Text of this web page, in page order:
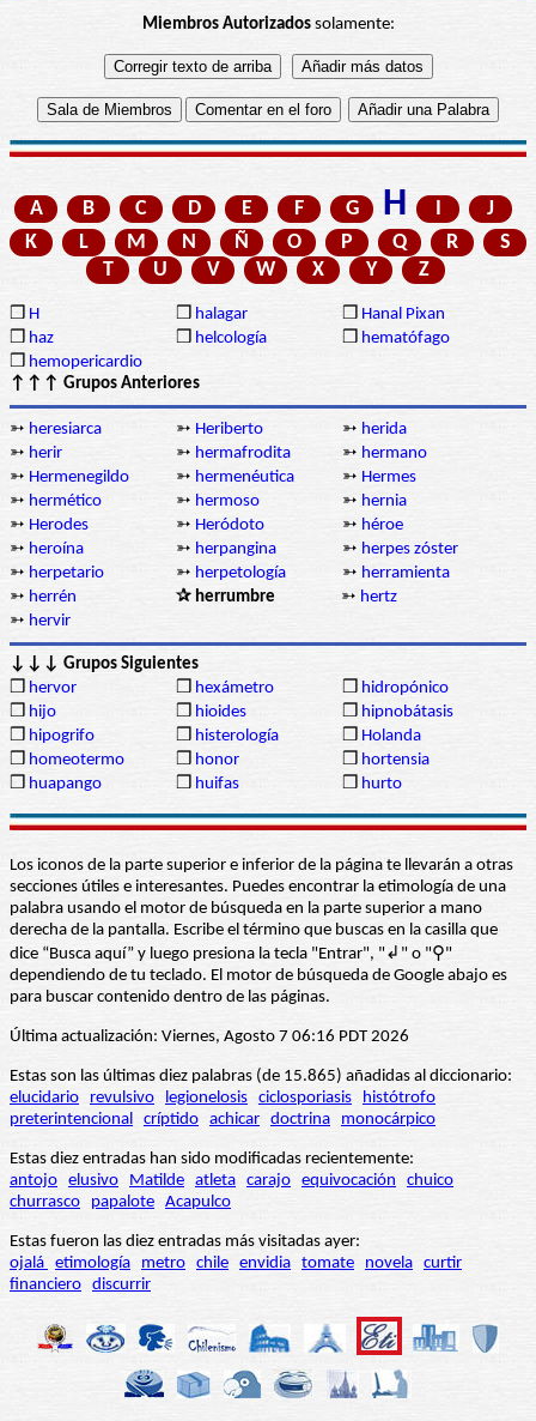
Miembros Autorizadossolamente:
A B C D E F G H I
J
K
L M N Ñ O P Q R
S
T
U V W X Y Z
❒ H ❒ halagar ❒ Hanal Pixan
❒ haz ❒ helcología ❒ hematófago
❒ hemopericardio
↑↑↑ Grupos Anteriores
➳ heresiarca ➳ Heriberto ➳ herida
➳ herir ➳ hermafrodita ➳ hermano
➳ Hermenegildo ➳ hermenéutica ➳ Hermes
➳ hermético ➳ hermoso ➳ hernia
➳ Herodes ➳ Heródoto ➳ héroe
➳ heroína ➳ herpangina ➳ herpes zóster
➳ herpetario ➳ herpetología ➳ herramienta
➳ herrén ✰ herrumbre ➳ hertz
➳ hervir
↓↓↓ Grupos Siguientes
❒ hervor ❒ hexámetro ❒ hidropónico
❒ hijo ❒ hioides ❒ hipnobátasis
❒ hipogrifo ❒ histerología ❒ Holanda
❒ homeotermo ❒ honor ❒ hortensia
❒ huapango ❒ huifas ❒ hurto
Los iconos de la parte superior e inferior de la página te llevarán a otras
secciones útiles e interesantes. Puedes encontrar la etimología de una
palabra usando el motor de búsqueda en la parte superior a mano
derecha de la pantalla. Escribe el término que buscas en la casilla que
dice “Busca aquí” y luego presiona la tecla "Entrar", "↲" o "⚲"
dependiendo de tu teclado. El motor de búsqueda de Google abajo es
para buscar contenido dentro de las páginas.
Última actualización: Viernes, Agosto 7 06:16 PDT 2026
Estas son las últimas diez palabras (de 15.865) añadidas al diccionario:
elucidario
revulsivo legionelosis ciclosporiasis
histótrofo
preterintencional críptido achicar doctrina monocárpico
Estas diez entradas han sido modificadas recientemente:
antojo elusivo Matilde atleta carajo equivocación
chuico
churrasco
papalote Acapulco
Estas fueron las diez entradas más visitadas ayer:
ojalá etimología metro chile envidia tomate novela curtir
financiero discurrir